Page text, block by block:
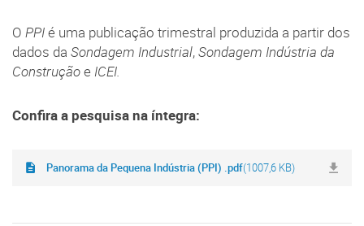
O PPIé uma publicação trimestral produzida a partir dos
dados da Sondagem Industrial,Sondagem Indústria da
Construçãoe ICEI.
Confira a pesquisa na íntegra:
Panorama da Pequena Indústria (PPI) .pdf(1007,6 KB)